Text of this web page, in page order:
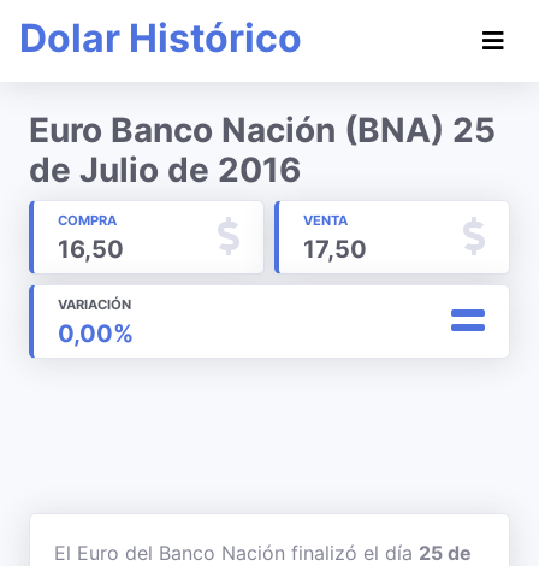
Dolar Histórico
Euro Banco Nación (BNA) 25
de Julio de 2016
COMPRA
16,50
VENTA
17,50
VARIACIÓN
0,00%
El Euro del Banco Nación finalizó el día 25 de